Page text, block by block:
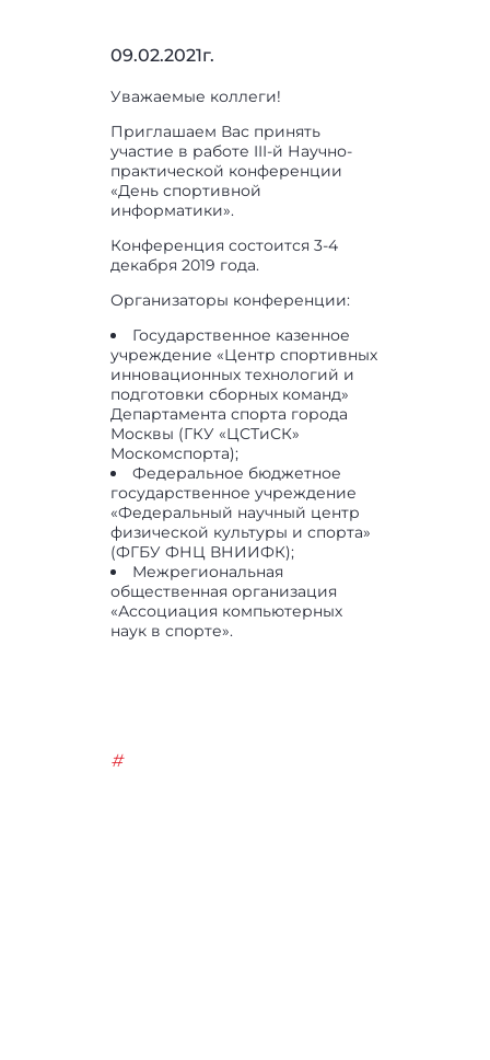
09.02.2021г.
Уважаемые коллеги!
Приглашаем Вас принять
участие в работе III-й Научно-
практической конференции
«День спортивной
информатики».
Конференция состоится 3-4
декабря 2019 года.
Организаторы конференции:
Государственное казенное
учреждение «Центр спортивных
инновационных технологий и
подготовки сборных команд»
Департамента спорта города
Москвы (ГКУ «ЦСТиСК»
Москомспорта);
Федеральное бюджетное
государственное учреждение
«Федеральный научный центр
физической культуры и спорта»
(ФГБУ ФНЦ ВНИИФК);
Межрегиональная
общественная организация
«Ассоциация компьютерных
наук в спорте».
#